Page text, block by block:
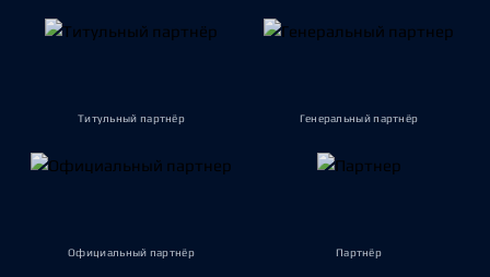
Титульный партнёр Генеральный партнёр
Официальный партнёр Партнёр